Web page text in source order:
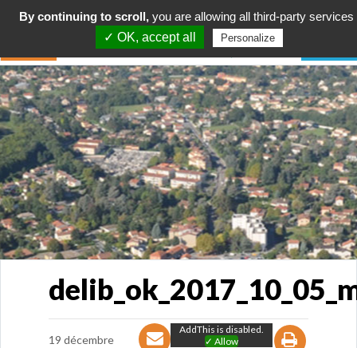
19 décembre
AddThis is disabled.
✓ Allow
By continuing to scroll, you are allowing all third-party services
✓ OK, accept all
Personalize